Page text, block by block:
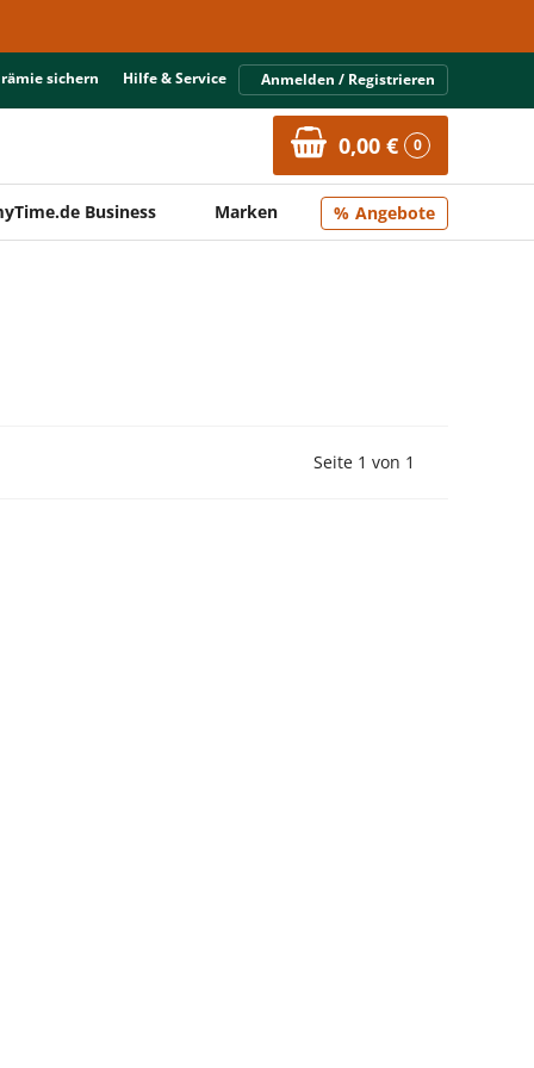
sichern Hilfe & Service Anmelden / Registrieren
0,00 € 0
Business Marken Angebote
Vorherige Seite
Seite 1 von 1